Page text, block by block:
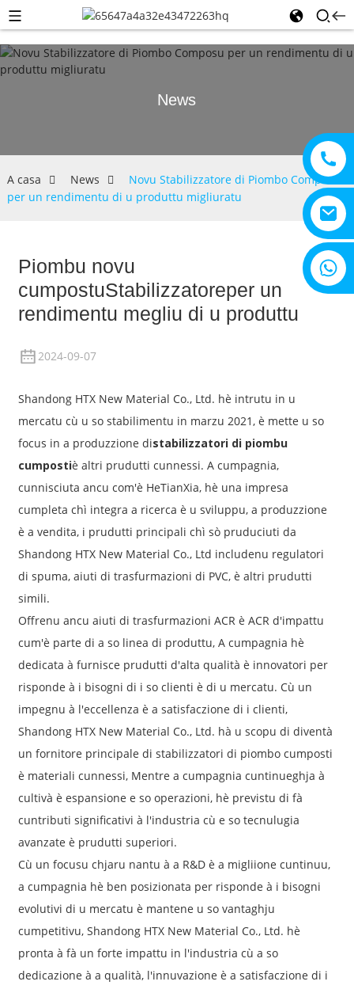
News
A casa News
Novu Stabilizzatore di Piombo Composu
per un rendimentu di u produttu migliuratu
Piombu novu
cumpostuStabilizzatoreper un
rendimentu megliu di u produttu
2024-09-07
Shandong HTX New Material Co., Ltd. hè intrutu in u
mercatu cù u so stabilimentu in marzu 2021, è mette u so
focus in a produzzione distabilizzatori di piombu
cumpostiè altri prudutti cunnessi. A cumpagnia,
cunnisciuta ancu com'è HeTianXia, hè una impresa
cumpleta chì integra a ricerca è u sviluppu, a produzzione
è a vendita, i prudutti principali chì sò pruduciuti da
Shandong HTX New Material Co., Ltd includenu regulatori
di spuma, aiuti di trasfurmazioni di PVC, è altri prudutti
simili.
Offrenu ancu aiuti di trasfurmazioni ACR è ACR d'impattu
cum'è parte di a so linea di produttu, A cumpagnia hè
dedicata à furnisce prudutti d'alta qualità è innovatori per
risponde à i bisogni di i so clienti è di u mercatu. Cù un
impegnu à l'eccellenza è a satisfaczione di i clienti,
Shandong HTX New Material Co., Ltd. hà u scopu di diventà
un fornitore principale di stabilizzatori di piombo cumposti
è materiali cunnessi, Mentre a cumpagnia cuntinueghja à
cultivà è espansione e so operazioni, hè previstu di fà
cuntributi significativi à l'industria cù e so tecnulugia
avanzate è prudutti superiori.
Cù un focusu chjaru nantu à a R&D è a migliione cuntinuu,
a cumpagnia hè ben posizionata per risponde à i bisogni
evolutivi di u mercatu è mantene u so vantaghju
cumpetitivu, Shandong HTX New Material Co., Ltd. hè
pronta à fà un forte impattu in l'industria cù a so
dedicazione à a qualità, l'innuvazione è a satisfaczione di i